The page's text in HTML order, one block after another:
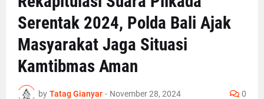
Serentak 2024, Polda Bali Ajak
Masyarakat Jaga Situasi
Kamtibmas Aman
by Tatag Gianyar - November 28, 2024 0